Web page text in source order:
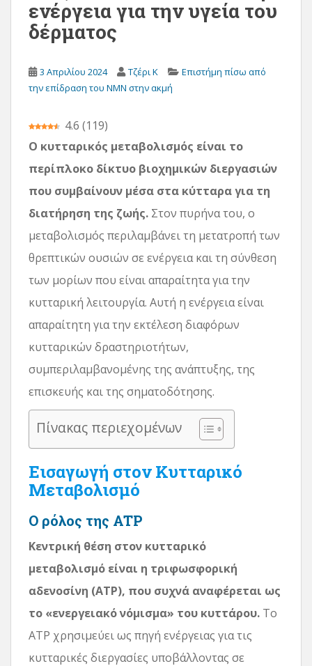
ενέργεια για την υγεία του
δέρματος
3 Απριλίου 2024 Τζέρι Κ
Επιστήμη πίσω από
την επίδραση του NMN στην ακμή
4.6 (119)
Ο κυτταρικός μεταβολισμός είναι το
περίπλοκο δίκτυο βιοχημικών διεργασιών
που συμβαίνουν μέσα στα κύτταρα για τη
διατήρηση της ζωής. Στον πυρήνα του, ο
μεταβολισμός περιλαμβάνει τη μετατροπή των
θρεπτικών ουσιών σε ενέργεια και τη σύνθεση
των μορίων που είναι απαραίτητα για την
κυτταρική λειτουργία. Αυτή η ενέργεια είναι
απαραίτητη για την εκτέλεση διαφόρων
κυτταρικών δραστηριοτήτων,
συμπεριλαμβανομένης της ανάπτυξης, της
επισκευής και της σηματοδότησης.
Πίνακας περιεχομένων
Εισαγωγή στον Κυτταρικό
Μεταβολισμό
Ο ρόλος της ATP
Κεντρική θέση στον κυτταρικό
μεταβολισμό είναι η τριφωσφορική
αδενοσίνη (ATP), που συχνά αναφέρεται ως
το «ενεργειακό νόμισμα» του κυττάρου. Το
ATP χρησιμεύει ως πηγή ενέργειας για τις
κυτταρικές διεργασίες υποβάλλοντας σε